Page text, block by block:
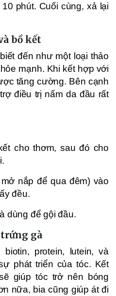
phút. Cuối cùng, xả lại
bồ kết
đến như một loại thảo
mạnh. Khi kết hợp với
tăng cường. Bên cạnh
điều trị nấm da đầu rất
cho thơm, sau đó cho
nắp để qua đêm) vào
đều.
dùng để gội đầu.
gà
protein, lutein, và
phát triển của tóc. Kết
giúp tóc trở nên bóng
nữa, bia cũng giúp át đi